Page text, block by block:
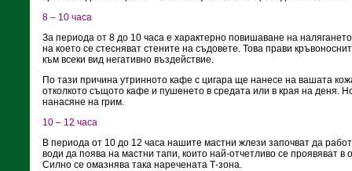
8 – 10 часа
За периода от 8 до 10 часа е характерно повишаване на
на което се стесняват стените на съдовете. Това прави
към всеки вид негативно въздействие.
По тази причина утринното кафе с цигара ще нанесе на вашата
отколкото същото кафе и пушенето в средата или в края на деня.
нанасяне на грим.
10 – 12 часа
В периода от 10 до 12 часа нашите мастни жлези започват да
води да поява на мастни тапи, които най-отчетливо се проявяват в
Силно се омазнява така наречената Т-зона.